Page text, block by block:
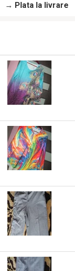
→ Plata la livrare